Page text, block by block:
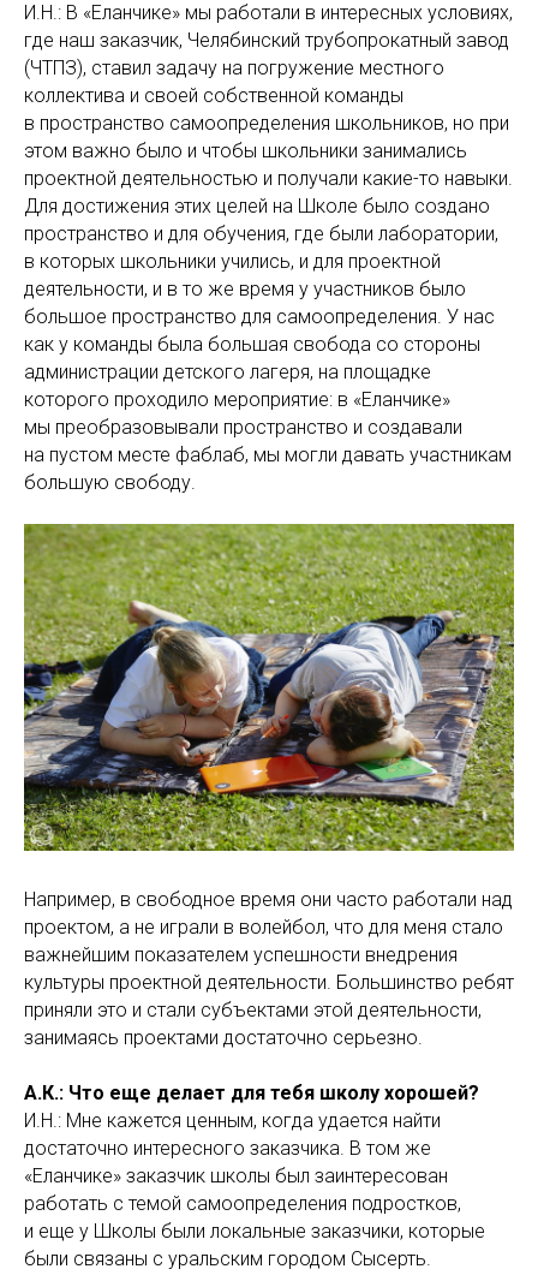
И.Н.: В «Еланчике» мы работали в интересных условиях,
где наш заказчик, Челябинский трубопрокатный завод
(ЧТПЗ), ставил задачу на погружение местного
коллектива и своей собственной команды
в пространство самоопределения школьников, но при
этом важно было и чтобы школьники занимались
проектной деятельностью и получали какие-то навыки.
Для достижения этих целей на Школе было создано
пространство и для обучения, где были лаборатории,
в которых школьники учились, и для проектной
деятельности, и в то же время у участников было
большое пространство для самоопределения. У нас
как у команды была большая свобода со стороны
администрации детского лагеря, на площадке
которого проходило мероприятие: в «Еланчике»
мы преобразовывали пространство и создавали
на пустом месте фаблаб, мы могли давать участникам
большую свободу.
Например, в свободное время они часто работали над
проектом, а не играли в волейбол, что для меня стало
важнейшим показателем успешности внедрения
культуры проектной деятельности. Большинство ребят
приняли это и стали субъектами этой деятельности,
занимаясь проектами достаточно серьезно.
А.К.: Что еще делает для тебя школу хорошей?
И.Н.: Мне кажется ценным, когда удается найти
достаточно интересного заказчика. В том же
«Еланчике» заказчик школы был заинтересован
работать с темой самоопределения подростков,
и еще у Школы были локальные заказчики, которые
были связаны с уральским городом Сысерть.